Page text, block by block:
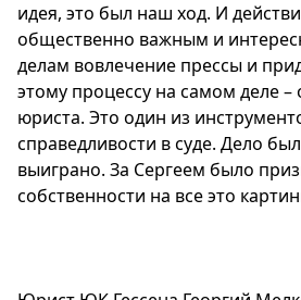
идея, это был наш ход. И
общественно важным и
делам вовлечение прессы и
этому процессу на самом деле
юриста. Это один из
справедливости в суде. Дело
выиграно. За Сергеем было
собственности на все это